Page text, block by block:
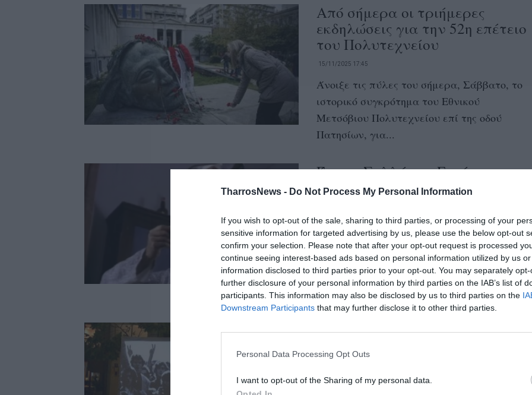
TharrosNews - Do Not Process My Personal Information
If you wish to opt-out of the sale, sharing to third parties, or processing of your
sensitive information for targeted advertising by us, please use the below opt-out
confirm your selection. Please note that after your opt-out request is processed
continue seeing interest-based ads based on personal information utilized by us
information disclosed to third parties prior to your opt-out. You may separately
further disclosure of your personal information by third parties on the IAB’s list of
participants. This information may also be disclosed by us to third parties on the
Downstream Participants that may further disclose it to other third parties.
Personal Data Processing Opt Outs
I want to opt-out of the Sharing of my personal data.
Από σήμερα οι τριήμερες
εκδηλώσεις για την 52η επέτειο
του Πολυτεχνείου
15/11/2025 17:45
Άνοιξε τις πύλες του σήμερα, Σάββατο, το
ιστορικό συγκρότημα του Εθνικού
Μετσόβιου Πολυτεχνείου επί της οδού
Πατησίων, για...
Ένωση Συλλόγων Γονέων
Καλαμάτας: Δύο προβολές για
την επέτειο του Πολυτεχνείου
15/11/2025 15:00
Την επέτειο του Πολυτεχνείου θα τιμήσει η
Ένωση Συλλόγων Γονέων Καλαμάτας με
δύο πολύ ενδιαφέρουσες προβολές στο
φιλόξενο...
Νέα Αριστερά Μεσσηνίας:
Aγώνας για ψωμί και
Δικαιοσύνη! Το Πολυτεχνείο
ζει!